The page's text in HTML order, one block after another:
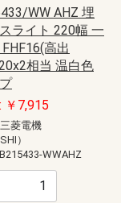
WW AHZ 埋
ライト 220幅 一
高出
相当 温白色
￥7,915
菱電機
）
WWAHZ